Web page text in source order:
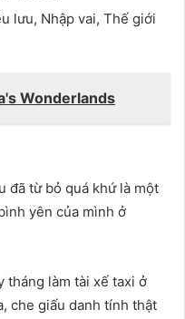
lưu, Nhập vai, Thế giới
Wonderlands
đã từ bỏ quá khứ là một
yên của mình ở
tháng làm tài xế taxi ở
che giấu danh tính thật